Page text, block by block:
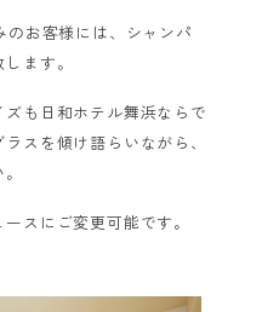
のお客様には、シャンパ
ます。
も日和ホテル舞浜ならで
スを傾け語らいながら、
スにご変更可能です。